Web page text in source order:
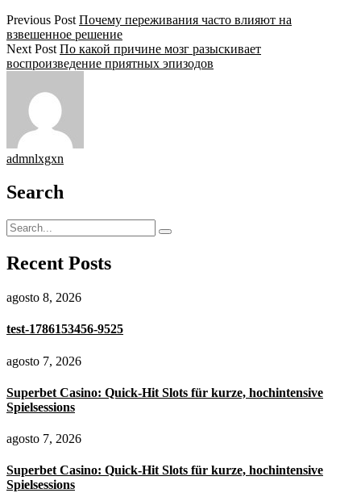
Previous Post Почему переживания часто влияют на
взвешенное решение
Next Post По какой причине мозг разыскивает
воспроизведение приятных эпизодов
admnlxgxn
Search
Recent Posts
agosto 8, 2026
test-1786153456-9525
agosto 7, 2026
Superbet Casino: Quick‑Hit Slots für kurze, hochintensive
Spielsessions
agosto 7, 2026
Superbet Casino: Quick‑Hit Slots für kurze, hochintensive
Spielsessions